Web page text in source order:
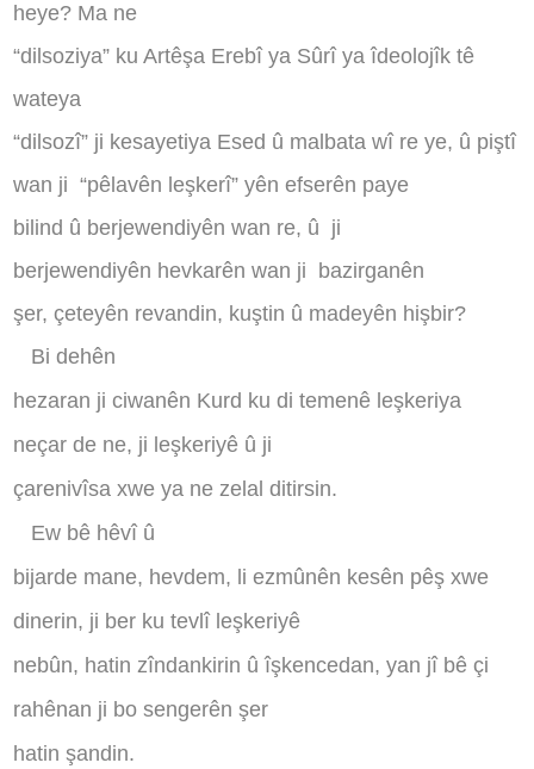
heye? Ma ne
“dilsoziya” ku Artêşa Erebî ya Sûrî ya îdeolojîk tê
wateya
“dilsozî” ji kesayetiya Esed û malbata wî re ye, û piştî
wan ji “pêlavên leşkerî” yên efserên paye
bilind û berjewendiyên wan re, û ji
berjewendiyên hevkarên wan ji
bazirganên
şer, çeteyên revandin, kuştin û madeyên hişbir?
Bi dehên
hezaran ji ciwanên Kurd ku di temenê leşkeriya
neçar de ne, ji leşkeriyê û ji
çarenivîsa xwe ya ne zelal ditirsin.
Ew bê hêvî û
bijarde mane, hevdem, li ezmûnên kesên pêş xwe
dinerin, ji ber ku tevlî leşkeriyê
nebûn, hatin zîndankirin û îşkencedan, yan jî bê çi
rahênan ji bo sengerên şer
hatin şandin.